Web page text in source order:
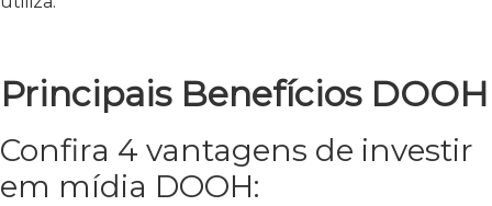
Principais Benefícios DOOH
Confira 4 vantagens de investir
em mídia DOOH: